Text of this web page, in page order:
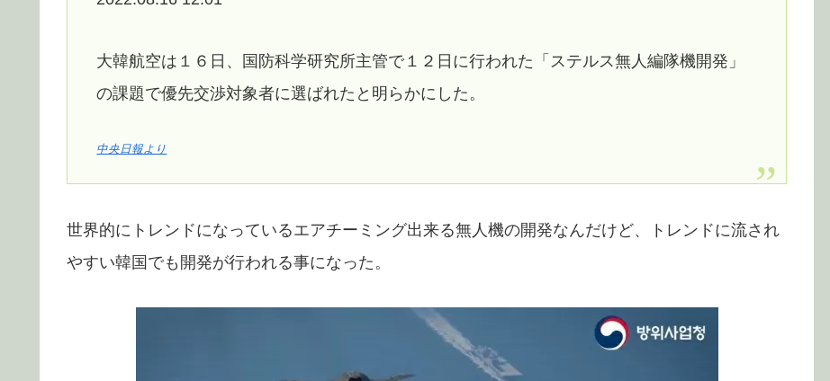
大韓航空は１６日、国防科学研究所主管で１２日に行われた「ステルス無人編隊機開発」
の課題で優先交渉対象者に選ばれたと明らかにした。
中央日報より
世界的にトレンドになっているエアチーミング出来る無人機の開発なんだけど、トレンドに流され
やすい韓国でも開発が行われる事になった。